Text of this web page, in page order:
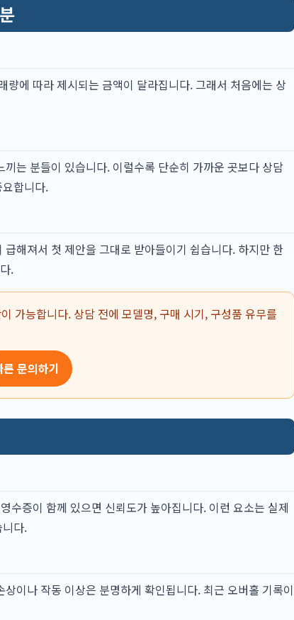
량에 따라 제시되는 금액이 달라집니다. 그래서 처음에는 상
는 분들이 있습니다. 이럴수록 단순히 가까운 곳보다 상담
합니다.
해져서 첫 제안을 그대로 받아들이기 쉽습니다. 하지만 한
.
가능합니다. 상담 전에 모델명, 구매 시기, 구성품 유무를
른 문의하기
수증이 함께 있으면 신뢰도가 높아집니다. 이런 요소는 실제
다.
이나 작동 이상은 분명하게 확인됩니다. 최근 오버홀 기록이